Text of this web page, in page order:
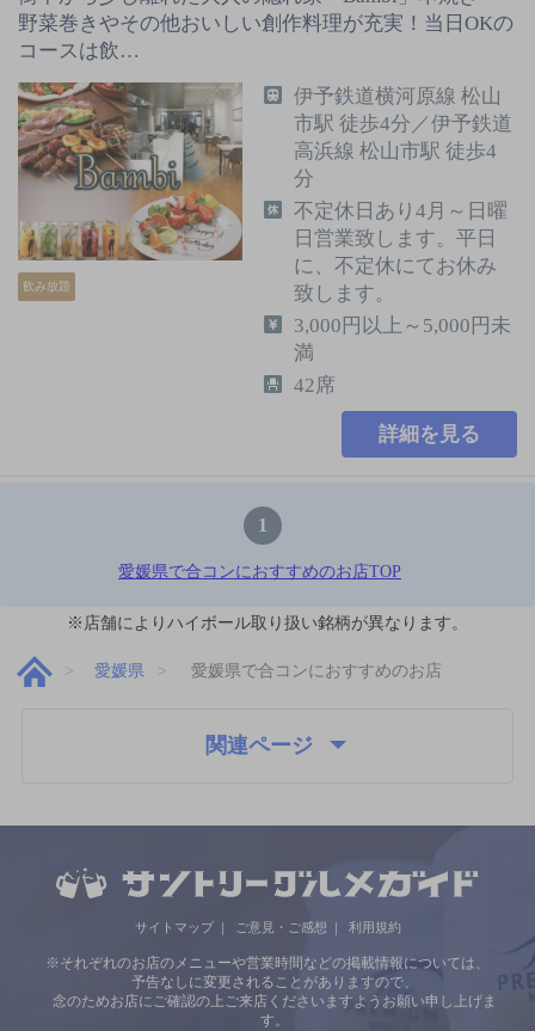
野菜巻きやその他おいしい創作料理が充実！当日OKの
コースは飲…
飲み放題
伊予鉄道横河原線 松山
市駅 徒歩4分／伊予鉄道
高浜線 松山市駅 徒歩4
分
不定休日あり4月～日曜
日営業致します。平日
に、不定休にてお休み
致します。
3,000円以上～5,000円未
満
42席
詳細を見る
1
愛媛県で合コンにおすすめのお店TOP
※店舗によりハイボール取り扱い銘柄が異なります。
愛媛県 愛媛県で合コンにおすすめのお店
関連ページ
サイトマップ ご意見・ご感想 利用規約
※それぞれのお店のメニューや営業時間などの掲載情報については、
予告なしに変更されることがありますので、
念のためお店にご確認の上ご来店くださいますようお願い申し上げま
す。